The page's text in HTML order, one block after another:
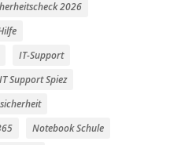
2026
IT-Support
IT Support Spiez
Notebook Schule